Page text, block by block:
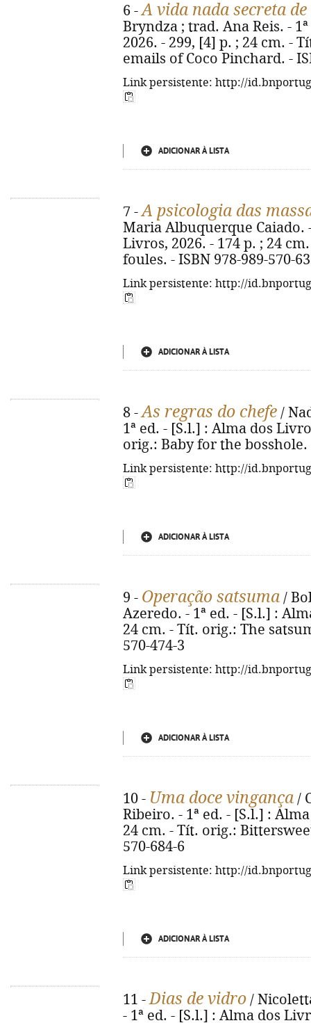
6 -A vida nada secreta
Bryndza ; trad. Ana Reis. -
2026. - 299, [4] p. ; 24 cm. -
emails of Coco Pinchard. -
Link persistente: http://
ADICIONAR À LISTA
7 -A psicologia das
Maria Albuquerque Caiado.
Livros, 2026. - 174 p. ; 24
foules. - ISBN 978-989-570-
Link persistente: http://
ADICIONAR À LISTA
8 -As regras do chefe /
1ª ed. - [S.l.] : Alma dos
orig.: Baby for the bosshole.
Link persistente: http://
ADICIONAR À LISTA
9 - Operação satsuma /
Azeredo. - 1ª ed. - [S.l.] :
24 cm. - Tít. orig.: The
570-474-3
Link persistente: http://
ADICIONAR À LISTA
10 - Uma doce vingança /
Ribeiro. - 1ª ed. - [S.l.] :
24 cm. - Tít. orig.:
570-684-6
Link persistente: http://
ADICIONAR À LISTA
11 -Dias de vidro /
- 1ª ed. - [S.l.] : Alma dos